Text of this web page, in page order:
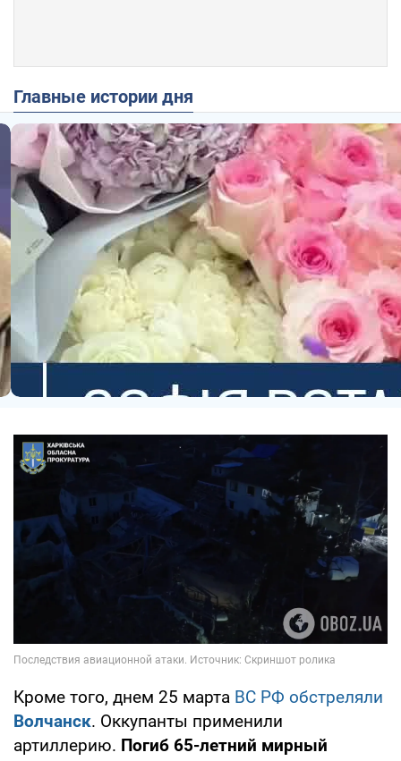
Главные истории дня
Кроме того, днем 25 марта ВС РФ обстреляли
Волчанск. Оккупанты применили
артиллерию. Погиб 65-летний мирный